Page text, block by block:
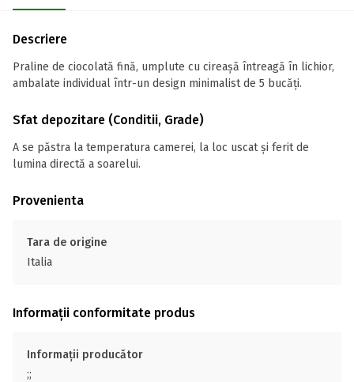
Descriere
Praline de ciocolată fină, umplute cu cireașă întreagă în lichior,
ambalate individual într-un design minimalist de 5 bucăți.
Sfat depozitare (Conditii, Grade)
A se păstra la temperatura camerei, la loc uscat și ferit de
lumina directă a soarelui.
Provenienta
Tara de origine
Italia
Informații conformitate produs
Informații producător
;;